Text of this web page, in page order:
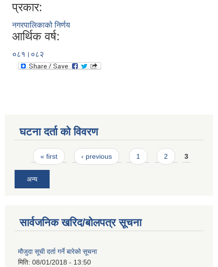
प्रकार:
नगरपालिकाको निर्णय
आर्थिक वर्ष:
०८१।०८२
घटना दर्ता को विवरण
Pages
« first ‹ previous 1 2 3
अन्य
सार्वजनिक खरिद/बोलपत्र सूचना
मौजुदा सूची दर्ता गर्ने बारेको सूचना
मिति: 08/01/2018 - 13:50